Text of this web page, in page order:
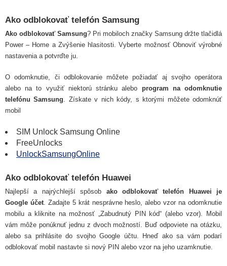
Ako odblokovať telefón Samsung
Ako odblokovať Samsung? Pri mobiloch značky Samsung držte tlačidlá
Power – Home a Zvýšenie hlasitosti. Vyberte možnosť Obnoviť výrobné
nastavenia a potvrďte ju.
O odomknutie, či odblokovanie môžete požiadať aj svojho operátora
alebo na to využiť niektorú stránku alebo program na odomknutie
telefónu Samsung. Získate v nich kódy, s ktorými môžete odomknúť
mobil
SIM Unlock Samsung Online
FreeUnlocks
UnlockSamsungOnline
Ako odblokovať telefón Huawei
Najlepší a najrýchlejší spôsob ako odblokovať telefón Huawei je
Google účet. Zadajte 5 krát nesprávne heslo, alebo vzor na odomknutie
mobilu a kliknite na možnosť „Zabudnutý PIN kód“ (alebo vzor). Mobil
vám môže ponúknuť jednu z dvoch možností. Buď odpoviete na otázku,
alebo sa prihlásite do svojho Google účtu. Hneď ako sa vám podarí
odblokovať mobil nastavte si nový PIN alebo vzor na jeho uzamknutie.